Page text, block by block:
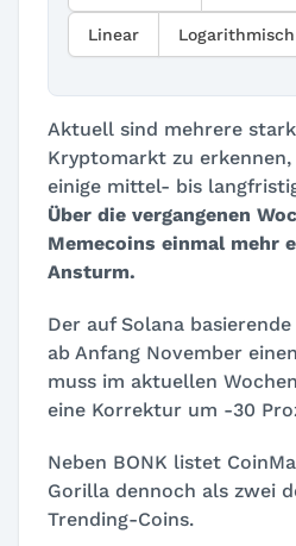
Linear Logarithmisch
Aktuell sind mehrere
Kryptomarkt zu
einige mittel- bis
Über die vergangenen
Memecoins einmal mehr
Ansturm.
Der auf Solana
ab Anfang November
muss im aktuellen
eine Korrektur um -30
Neben BONK listet
Gorilla dennoch als zwei
Trending-Coins.